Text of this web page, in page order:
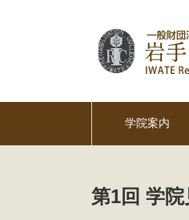
学院案内
第1回 学